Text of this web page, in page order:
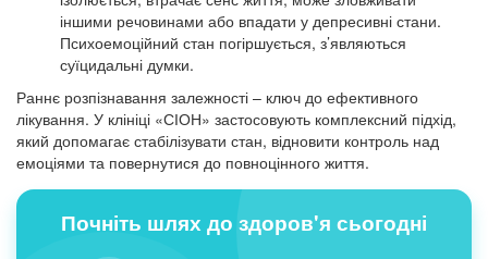
іншими речовинами або впадати у депресивні стани.
Психоемоційний стан погіршується, з’являються
суїцидальні думки.
Раннє розпізнавання залежності – ключ до ефективного
лікування. У клініці «СІОН» застосовують комплексний підхід,
який допомагає стабілізувати стан, відновити контроль над
емоціями та повернутися до повноцінного життя.
Почніть шлях до здоров'я сьогодні